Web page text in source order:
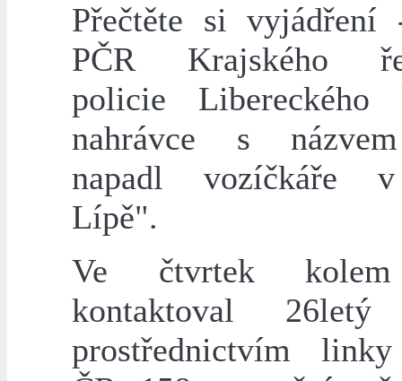
Přečtěte si vyjádření
PČR Krajského
policie
nahrávce s
napadl vozíčkáře
Lípě".
Ve čtvrtek
kontaktoval
prostřednictvím